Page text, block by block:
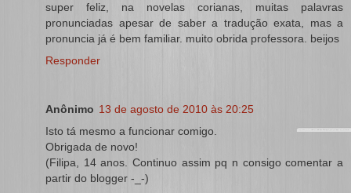
super feliz, na novelas corianas, muitas palavras
pronunciadas apesar de saber a tradução exata, mas a
pronuncia já é bem familiar. muito obrida professora. beijos
Responder
Anônimo 13 de agosto de 2010 às 20:25
Isto tá mesmo a funcionar comigo.
Obrigada de novo!
(Filipa, 14 anos. Continuo assim pq n consigo comentar a
partir do blogger -_-)